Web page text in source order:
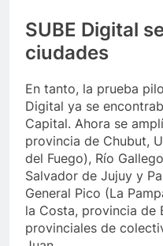
SUBE Digital
ciudades
En tanto, la prueba
Digital ya se
Capital. Ahora se
provincia de Chubut,
del Fuego), Río
Salvador de Jujuy y
General Pico (La
la Costa, provincia de
provinciales de